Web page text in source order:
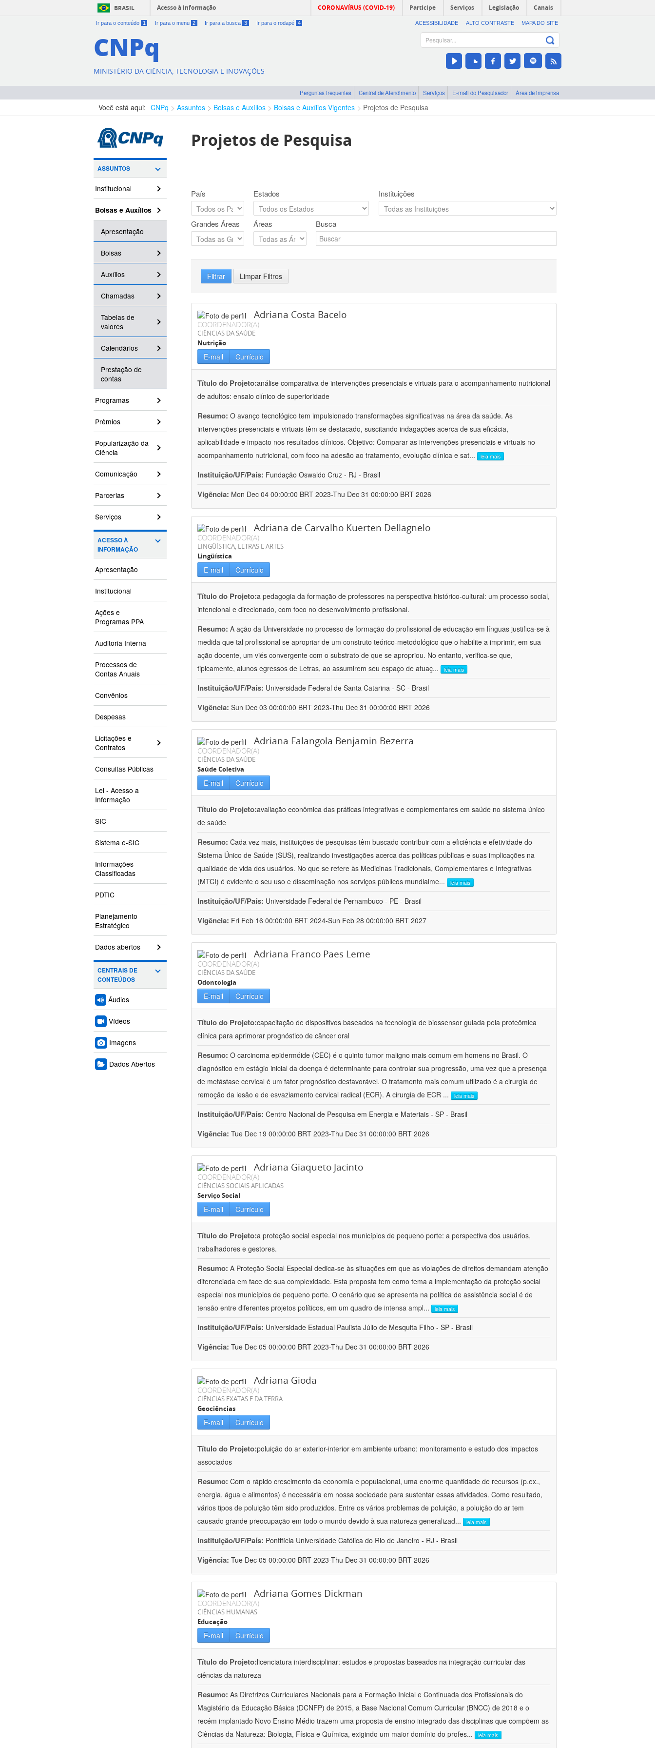
BRASIL Acesso à informação CORONAVÍRUS (COVID-19) Participe Serviços Legislação Canais
Ir para o conteúdo 1 Ir para o menu 2 Ir para a busca 3 Ir para o rodapé 4 ACESSIBILIDADE ALTO CONTRASTE MAPA DO SITE
CNPq
MINISTÉRIO DA CIÊNCIA, TECNOLOGIA E INOVAÇÕES
Perguntas frequentes Central de Atendimento Serviços E-mail do Pesquisador Área de imprensa
Você está aqui: CNPq Assuntos Bolsas e Auxílios Bolsas e Auxílios Vigentes Projetos de Pesquisa
ASSUNTOS
Institucional
Bolsas e Auxílios
Apresentação
Bolsas
Auxílios
Chamadas
Tabelas de
valores
Calendários
Prestação de
contas
Programas
Prêmios
Popularização da
Ciência
Comunicação
Parcerias
Serviços
ACESSO À
INFORMAÇÃO
Apresentação
Institucional
Ações e
Programas PPA
Auditoria Interna
Processos de
Contas Anuais
Convênios
Despesas
Licitações e
Contratos
Consultas Públicas
Lei - Acesso a
Informação
SIC
Sistema e-SIC
Informações
Classificadas
PDTIC
Planejamento
Estratégico
Dados abertos
CENTRAIS DE
CONTEÚDOS
Áudios
Vídeos
Imagens
Dados Abertos
Projetos de Pesquisa
País Estados Instituições
Grandes Áreas Áreas Busca
Filtrar Limpar Filtros
Adriana Costa Bacelo
COORDENADOR(A)
CIÊNCIAS DA SAÚDE
Nutrição
E-mail Currículo
Título do Projeto:análise comparativa de intervenções presenciais e virtuais para o acompanhamento nutricional
de adultos: ensaio clínico de superioridade
Resumo: O avanço tecnológico tem impulsionado transformações significativas na área da saúde. As
intervenções presenciais e virtuais têm se destacado, suscitando indagações acerca de sua eficácia,
aplicabilidade e impacto nos resultados clínicos. Objetivo: Comparar as intervenções presenciais e virtuais no
acompanhamento nutricional, com foco na adesão ao tratamento, evolução clínica e sat... leia mais
Instituição/UF/País: Fundação Oswaldo Cruz - RJ - Brasil
Vigência: Mon Dec 04 00:00:00 BRT 2023-Thu Dec 31 00:00:00 BRT 2026
Adriana de Carvalho Kuerten Dellagnelo
COORDENADOR(A)
LINGÜÍSTICA, LETRAS E ARTES
Lingüística
E-mail Currículo
Título do Projeto:a pedagogia da formação de professores na perspectiva histórico-cultural: um processo social,
intencional e direcionado, com foco no desenvolvimento profissional.
Resumo: A ação da Universidade no processo de formação do profissional de educação em línguas justifica-se à
medida que tal profissional se apropriar de um construto teórico-metodológico que o habilite a imprimir, em sua
ação docente, um viés convergente com o substrato de que se apropriou. No entanto, verifica-se que,
tipicamente, alunos egressos de Letras, ao assumirem seu espaço de atuaç... leia mais
Instituição/UF/País: Universidade Federal de Santa Catarina - SC - Brasil
Vigência: Sun Dec 03 00:00:00 BRT 2023-Thu Dec 31 00:00:00 BRT 2026
Adriana Falangola Benjamin Bezerra
COORDENADOR(A)
CIÊNCIAS DA SAÚDE
Saúde Coletiva
E-mail Currículo
Título do Projeto:avaliação econômica das práticas integrativas e complementares em saúde no sistema único
de saúde
Resumo: Cada vez mais, instituições de pesquisas têm buscado contribuir com a eficiência e efetividade do
Sistema Único de Saúde (SUS), realizando investigações acerca das políticas públicas e suas implicações na
qualidade de vida dos usuários. No que se refere às Medicinas Tradicionais, Complementares e Integrativas
(MTCI) é evidente o seu uso e disseminação nos serviços públicos mundialme... leia mais
Instituição/UF/País: Universidade Federal de Pernambuco - PE - Brasil
Vigência: Fri Feb 16 00:00:00 BRT 2024-Sun Feb 28 00:00:00 BRT 2027
Adriana Franco Paes Leme
COORDENADOR(A)
CIÊNCIAS DA SAÚDE
Odontologia
E-mail Currículo
Título do Projeto:capacitação de dispositivos baseados na tecnologia de biossensor guiada pela proteômica
clínica para aprimorar prognóstico de câncer oral
Resumo: O carcinoma epidermóide (CEC) é o quinto tumor maligno mais comum em homens no Brasil. O
diagnóstico em estágio inicial da doença é determinante para controlar sua progressão, uma vez que a presença
de metástase cervical é um fator prognóstico desfavorável. O tratamento mais comum utilizado é a cirurgia de
remoção da lesão e de esvaziamento cervical radical (ECR). A cirurgia de ECR ... leia mais
Instituição/UF/País: Centro Nacional de Pesquisa em Energia e Materiais - SP - Brasil
Vigência: Tue Dec 19 00:00:00 BRT 2023-Thu Dec 31 00:00:00 BRT 2026
Adriana Giaqueto Jacinto
COORDENADOR(A)
CIÊNCIAS SOCIAIS APLICADAS
Serviço Social
E-mail Currículo
Título do Projeto:a proteção social especial nos municípios de pequeno porte: a perspectiva dos usuários,
trabalhadores e gestores.
Resumo: A Proteção Social Especial dedica-se às situações em que as violações de direitos demandam atenção
diferenciada em face de sua complexidade. Esta proposta tem como tema a implementação da proteção social
especial nos municípios de pequeno porte. O cenário que se apresenta na política de assistência social é de
tensão entre diferentes projetos políticos, em um quadro de intensa ampl... leia mais
Instituição/UF/País: Universidade Estadual Paulista Júlio de Mesquita Filho - SP - Brasil
Vigência: Tue Dec 05 00:00:00 BRT 2023-Thu Dec 31 00:00:00 BRT 2026
Adriana Gioda
COORDENADOR(A)
CIÊNCIAS EXATAS E DA TERRA
Geociências
E-mail Currículo
Título do Projeto:poluição do ar exterior-interior em ambiente urbano: monitoramento e estudo dos impactos
associados
Resumo: Com o rápido crescimento da economia e populacional, uma enorme quantidade de recursos (p.ex.,
energia, água e alimentos) é necessária em nossa sociedade para sustentar essas atividades. Como resultado,
vários tipos de poluição têm sido produzidos. Entre os vários problemas de poluição, a poluição do ar tem
causado grande preocupação em todo o mundo devido à sua natureza generalizad... leia mais
Instituição/UF/País: Pontifícia Universidade Católica do Rio de Janeiro - RJ - Brasil
Vigência: Tue Dec 05 00:00:00 BRT 2023-Thu Dec 31 00:00:00 BRT 2026
Adriana Gomes Dickman
COORDENADOR(A)
CIÊNCIAS HUMANAS
Educação
E-mail Currículo
Título do Projeto:licenciatura interdisciplinar: estudos e propostas baseados na integração curricular das
ciências da natureza
Resumo: As Diretrizes Curriculares Nacionais para a Formação Inicial e Continuada dos Profissionais do
Magistério da Educação Básica (DCNFP) de 2015, a Base Nacional Comum Curricular (BNCC) de 2018 e o
recém implantado Novo Ensino Médio trazem uma proposta de ensino integrado das disciplinas que compõem as
Ciências da Natureza: Biologia, Física e Química, exigindo um maior domínio do profes... leia mais